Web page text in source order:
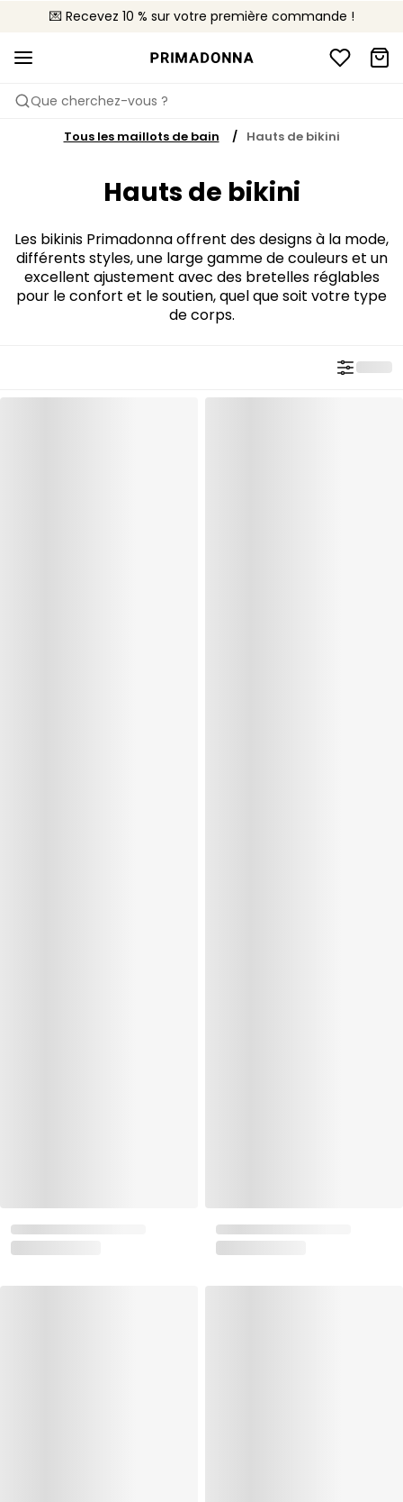
💌 Recevez 10 % sur votre première commande !
🚚 Livraison gratuite à partir de 90€
📦 Retours gratuits
Que cherchez-vous ?
Tous les maillots de bain Hauts de bikini
Hauts de bikini
Les bikinis Primadonna offrent des designs à la mode,
différents styles, une large gamme de couleurs et un
excellent ajustement avec des bretelles réglables
pour le confort et le soutien, quel que soit votre type
de corps.